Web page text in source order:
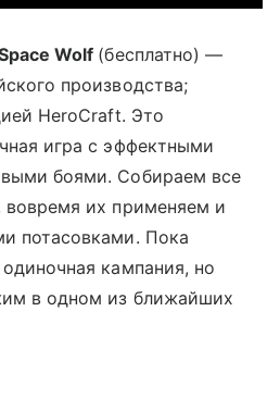
Wolf (бесплатно) —
производства;
HeroCraft. Это
игра с эффектными
боями. Собираем все
их применяем и
потасовками. Пока
кампания, но
в одном из ближайших